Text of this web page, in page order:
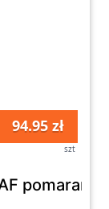
94.95 zł
szt